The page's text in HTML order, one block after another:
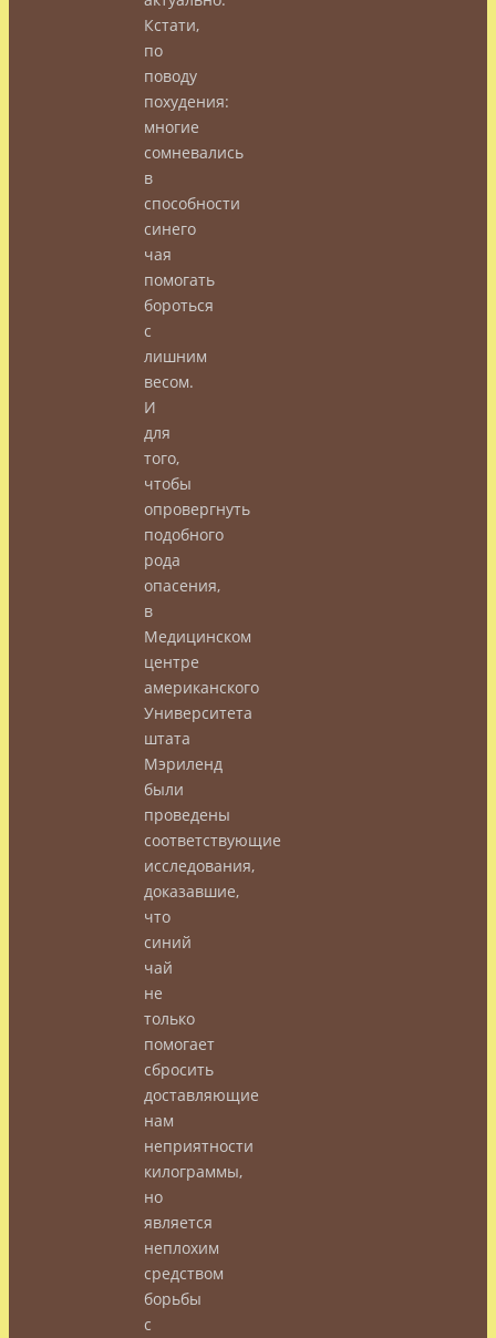
Кстати,
по
поводу
похудения:
многие
сомневались
в
способности
синего
чая
помогать
бороться
с
лишним
весом.
И
для
того,
чтобы
опровергнуть
подобного
рода
опасения,
в
Медицинском
центре
американского
Университета
штата
Мэриленд
были
проведены
соответствующие
исследования,
доказавшие,
что
синий
чай
не
только
помогает
сбросить
доставляющие
нам
неприятности
килограммы,
но
является
неплохим
средством
борьбы
с